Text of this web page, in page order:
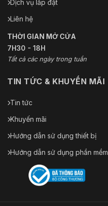
Dịch vụ lắp đặt
Liên hệ
THỜI GIAN MỞ CỬA
7H30 - 18H
Tất cả các ngày trong tuần
TIN TỨC & KHUYẾN MÃI
Tin tức
Khuyến mãi
Hướng dẫn sử dụng thiết bị
Hướng dẫn sử dụng phần mềm